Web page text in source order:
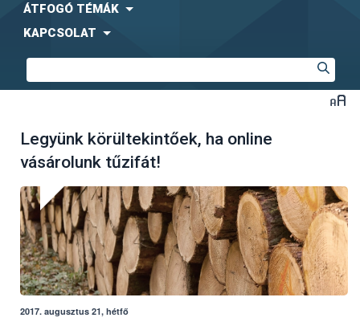
ÁTFOGÓ TÉMÁK
KAPCSOLAT
Legyünk körültekintőek, ha online
vásárolunk tűzifát!
2017. augusztus 21, hétfő